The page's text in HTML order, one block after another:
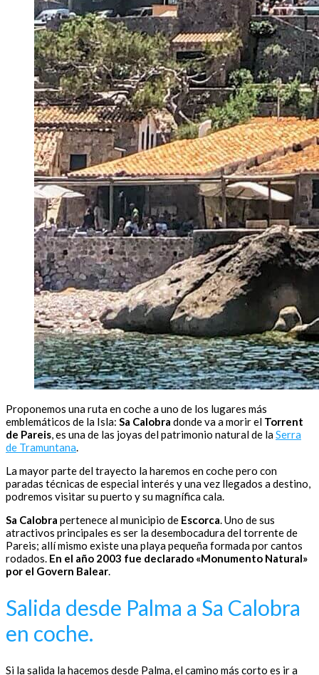
Proponemos una ruta en coche a uno de los lugares más
emblemáticos de la Isla: Sa Calobra donde va a morir el Torrent
de Pareis , es una de las joyas del patrimonio natural de laSerra
de Tramuntana
La mayor parte del trayecto la haremos en coche pero con
paradas técnicas de especial interés y una vez llegados a destino,
podremos visitar su puerto y su magnífica cala.
Sa Calobra pertenece al municipio de Escorca . Uno de sus
atractivos principales es ser la desembocadura del torrente de
Pareis; allí mismo existe una playa pequeña formada por cantos
rodados. En el año 2003 fue declarado «Monumento Natural»
por el Govern Balear
Salida desde Palma a Sa Calobra
en coche.
Si la salida la hacemos desde Palma, el camino más corto es ir a